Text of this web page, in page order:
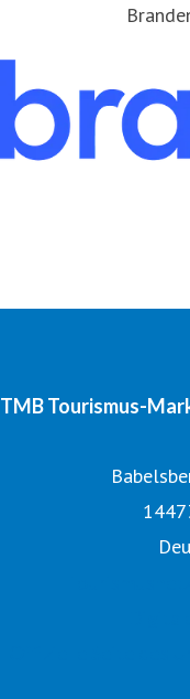
TMB Tourismus-